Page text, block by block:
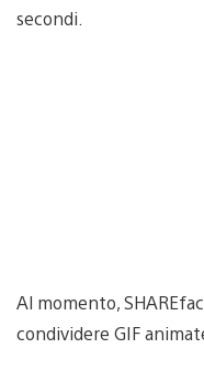
secondi.
Al momento,
condividere GIF